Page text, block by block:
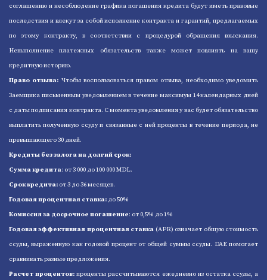
соглашению и несоблюдение графика погашения кредита будут иметь правовые
последствия и влекут за собой исполнение контракта и гарантий, предлагаемых
по этому контракту, в соответствии с процедурой обращения взыскания.
Невыполнение платежных обязательств также может повлиять на вашу
кредитную историю.
Право отзыва: Чтобы воспользоваться правом отзыва, необходимо уведомить
Заемщика письменным уведомлением в течение максимум 14 календарных дней
с даты подписания контракта. С момента уведомления у вас будет обязательство
выплатить полученную ссуду и связанные с ней проценты в течение периода, не
превышающего 30 дней.
Кредиты без залога на долгий срок:
Сумма кредита: от 3 000 до 100 000 MDL.
Срок кредита: от 3 до 36 месяцев.
Годовая процентная ставка: до 50%
Комиссия за досрочное погашение: от 0,5% до 1%
Годовая эффективная процентная ставка (APR) означает общую стоимость
ссуды, выраженную как годовой процент от общей суммы ссуды. DAE помогает
сравнивать разные предложения.
Расчет процентов: проценты рассчитываются ежедневно из остатка ссуды, а